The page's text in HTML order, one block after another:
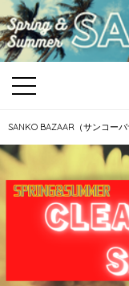
SANKO BAZAAR（サンコー